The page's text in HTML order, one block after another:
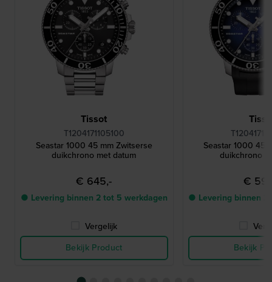
Tissot
T1204171105100
Seastar 1000 45 mm Zwitserse
duikchrono met datum
€ 645,-
● Levering binnen 2 tot 5 werkdagen
Vergelijk
Bekijk Product
Seastar 1000 45
duikchrono
€
● Levering binnen
Bekijk